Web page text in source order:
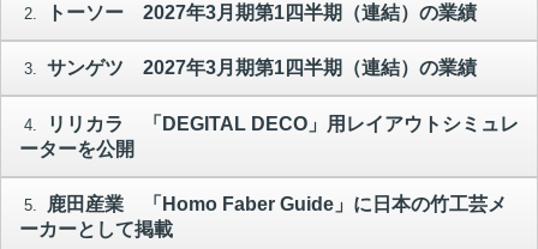
2. トーソー 2027年3月期第1四半期（連結）の業績
3. サンゲツ 2027年3月期第1四半期（連結）の業績
4.
リリカラ 「DEGITAL DECO」用レイアウトシミュレ
ーターを公開
5.
鹿田産業 「Homo Faber Guide」に日本の竹工芸メ
ーカーとして掲載